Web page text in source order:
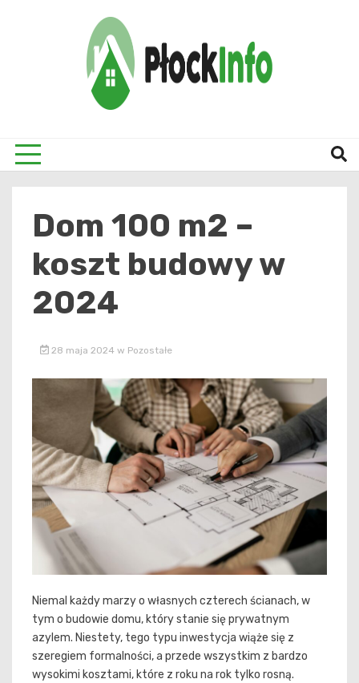
Dom 100 m2 –
koszt budowy w
2024
28 maja 2024 w Pozostałe
Niemal każdy marzy o własnych czterech ścianach, w
tym o budowie domu, który stanie się prywatnym
azylem. Niestety, tego typu inwestycja wiąże się z
szeregiem formalności, a przede wszystkim z bardzo
wysokimi kosztami, które z roku na rok tylko rosną.